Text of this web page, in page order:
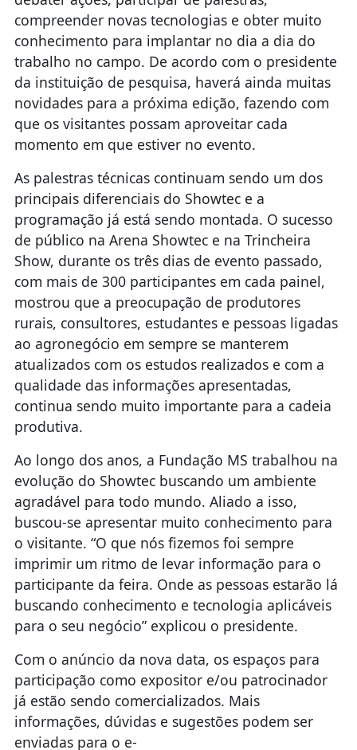
compreender novas tecnologias e obter muito
conhecimento para implantar no dia a dia do
trabalho no campo. De acordo com o presidente
da instituição de pesquisa, haverá ainda muitas
novidades para a próxima edição, fazendo com
que os visitantes possam aproveitar cada
momento em que estiver no evento.
As palestras técnicas continuam sendo um dos
principais diferenciais do Showtec e a
programação já está sendo montada. O sucesso
de público na Arena Showtec e na Trincheira
Show, durante os três dias de evento passado,
com mais de 300 participantes em cada painel,
mostrou que a preocupação de produtores
rurais, consultores, estudantes e pessoas ligadas
ao agronegócio em sempre se manterem
atualizados com os estudos realizados e com a
qualidade das informações apresentadas,
continua sendo muito importante para a cadeia
produtiva.
Ao longo dos anos, a Fundação MS trabalhou na
evolução do Showtec buscando um ambiente
agradável para todo mundo. Aliado a isso,
buscou-se apresentar muito conhecimento para
o visitante. “O que nós fizemos foi sempre
imprimir um ritmo de levar informação para o
participante da feira. Onde as pessoas estarão lá
buscando conhecimento e tecnologia aplicáveis
para o seu negócio” explicou o presidente.
Com o anúncio da nova data, os espaços para
participação como expositor e/ou patrocinador
já estão sendo comercializados. Mais
informações, dúvidas e sugestões podem ser
enviadas para o e-